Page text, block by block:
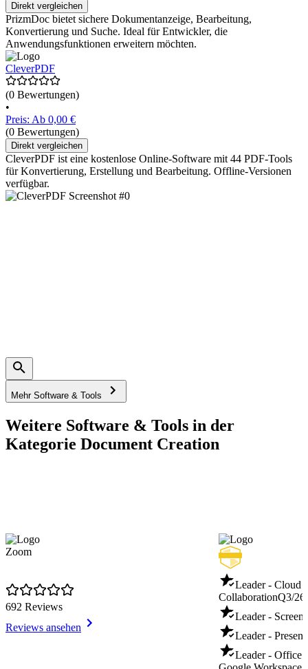
Direkt vergleichen
PrizmDoc bietet sichere Dokumentanzeige, Bearbeitung,
Konvertierung und Suche. Ideal für Entwickler, die
Anwendungsfunktionen erweitern möchten.
CleverPDF
(0 Bewertungen)
•
Preis: Ab 0,00 €
(0 Bewertungen)
Direkt vergleichen
CleverPDF ist eine kostenlose Online-Software mit 44 PDF-Tools
für Konvertierung, Erstellung und Bearbeitung. Offline-Versionen
verfügbar.
Mehr Software & Tools
Weitere Software & Tools in der
Kategorie Document Creation
Zoom
692 Reviews
Reviews ansehen
Leader - Cloud
CollaborationQ3/26
Leader - Screen
Leader -
Leader - Office